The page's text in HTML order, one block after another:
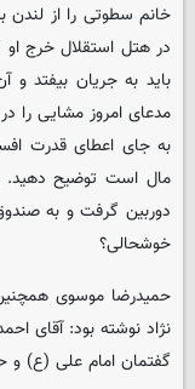
خانم سطوتی را از لندن
در هتل استقلال خرج او
باید به جریان بیفتد
مدعای امروز مشایی را
به جای اعطای قدرت
دوربین گرفت و به
خوشحالی؟
نژاد نوشته بود: آقای
گفتمان امام علی (ع) و